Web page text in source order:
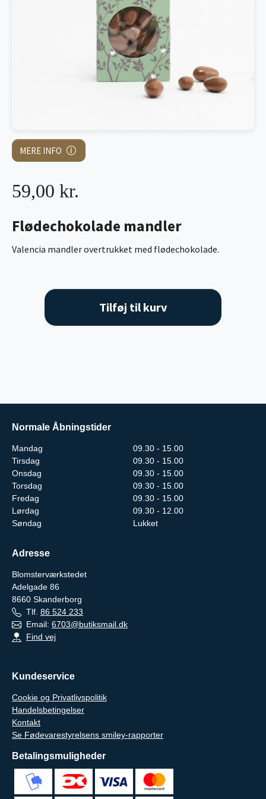
MERE INFO
Flødechokolade mandler
Valencia mandler overtrukket med flødechokolade.
59,00 kr.
Tilføj til kurv
Normale Åbningstider
Mandag
09.30 - 15.00
Tirsdag
09.30 - 15.00
Onsdag
09.30 - 15.00
Torsdag
09.30 - 15.00
Fredag
09.30 - 15.00
Lørdag
09.30 - 12.00
Søndag
Lukket
Adresse
Blomsterværkstedet
Adelgade 86
8660 Skanderborg
Tlf. 86 524 233
Email: 6703@butiksmail.dk
Find vej
Kundeservice
Cookie og Privatlivspolitik
Handelsbetingelser
Kontakt
Se Fødevarestyrelsens smiley-rapporter
Betalingsmuligheder